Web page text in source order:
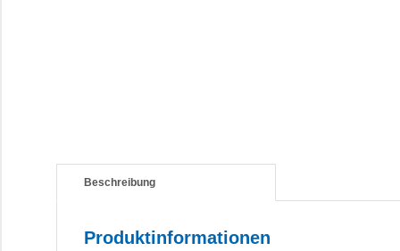
Beschreibung
Produktinformationen